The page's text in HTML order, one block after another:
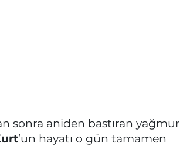
sonra aniden bastıran yağmur
’un hayatı o gün tamamen